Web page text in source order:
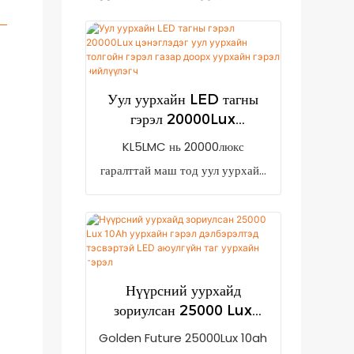
Уул уурхайн LED тагны
гэрэл 20000Lux
цэнэглэдэг уул уурхайн
уурхайн гэрэл нийлүүлэгч
KL5LMC нь 20000люкс
гаралттай маш тод уул уурхайн
үед хэрэглэгч цэнэглэхийг
сануулах бага чадлын заалттай.
Энэ нь 7800mAh цэнэглэдэг
лити-ион батерей (LG брэнд)
болон сум нэвтэрдэггүй
компьютерийн гэр болон бат
Нүүрсний уурхайд
зориулсан 25000 Lux
10Ah уурхайн гэрэл
Golden Future 25000Lux 10ah